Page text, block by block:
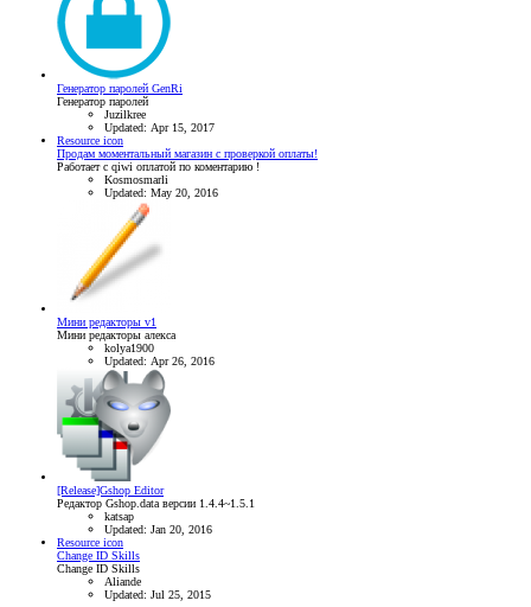
Генератор паролей GenRi
Генератор паролей
Juzilkree
Updated: Apr 15, 2017
Resource icon
Продам моментальный магазин с проверкой оплаты!
Работает с qiwi оплатой по коментарию !
Kosmosmarli
Updated: May 20, 2016
Мини редакторы v1
Мини редакторы алекса
kolya1900
Updated: Apr 26, 2016
[Release]Gshop Editor
Редактор Gshop.data версии 1.4.4~1.5.1
katsap
Updated: Jan 20, 2016
Resource icon
Change ID Skills
Change ID Skills
Aliande
Updated: Jul 25, 2015